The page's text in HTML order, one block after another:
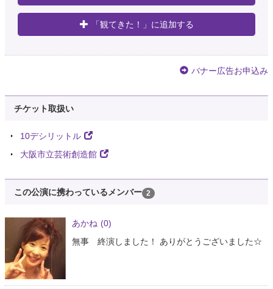
「観てきた！」に追加する
バナー広告お申込み
チケット取扱い
10デシリットル
大阪市立芸術創造館
この公演に携わっているメンバー 2
あかね (0)
無事 終演しました！ ありがとうございました☆